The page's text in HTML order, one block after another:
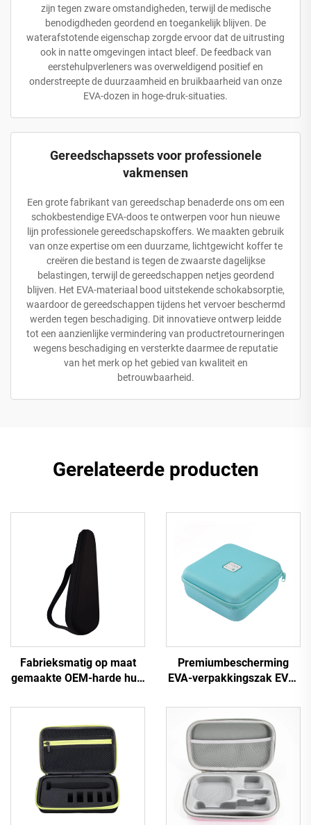
zijn tegen zware omstandigheden, terwijl de medische
benodigdheden geordend en toegankelijk blijven. De
waterafstotende eigenschap zorgde ervoor dat de uitrusting
ook in natte omgevingen intact bleef. De feedback van
eerstehulpverleners was overweldigend positief en
onderstreepte de duurzaamheid en bruikbaarheid van onze
EVA-dozen in hoge-druk-situaties.
Gereedschapssets voor professionele
vakmensen
Een grote fabrikant van gereedschap benaderde ons om een
schokbestendige EVA-doos te ontwerpen voor hun nieuwe
lijn professionele gereedschapskoffers. We maakten gebruik
van onze expertise om een duurzame, lichtgewicht koffer te
creëren die bestand is tegen de zwaarste dagelijkse
belastingen, terwijl de gereedschappen netjes geordend
blijven. Het EVA-materiaal bood uitstekende schokabsorptie,
waardoor de gereedschappen tijdens het vervoer beschermd
werden tegen beschadiging. Dit innovatieve ontwerp leidde
tot een aanzienlijke vermindering van productretourneringen
wegens beschadiging en versterkte daarmee de reputatie
van het merk op het gebied van kwaliteit en
betrouwbaarheid.
Gerelateerde producten
Fabrieksmatig op maat
gemaakte OEM-harde huls
duurzaam, transportcase
voor gitaar, viool en
ukulele met rits
Premiumbescherming
EVA-verpakkingszak EVA-
buitenactiviteiten, reizen
en schoonheidset